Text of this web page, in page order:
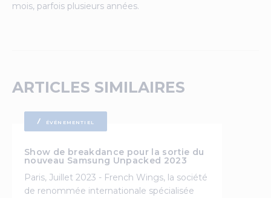
mois, parfois plusieurs années.
ARTICLES SIMILAIRES
ÉVÉNEMENTIEL
Show de breakdance pour la sortie du
nouveau Samsung Unpacked 2023
Paris, Juillet 2023 - French Wings, la société
de renommée internationale spécialisée